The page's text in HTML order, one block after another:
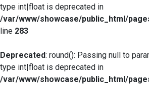
type int|float is deprecated in
/var/www/showcase/public_html/
line 283
Deprecated: round(): Passing null to
type int|float is deprecated in
/var/www/showcase/public_html/